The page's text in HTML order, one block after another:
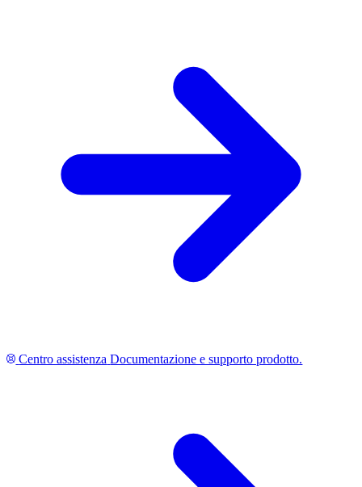
Centro assistenza Documentazione e supporto prodotto.